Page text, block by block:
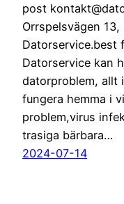
post
Orrspelsvägen
Datorservice.best
Datorservice kan
datorproblem, allt
fungera hemma i
problem,virus
trasiga bärbara…
2024-07-14